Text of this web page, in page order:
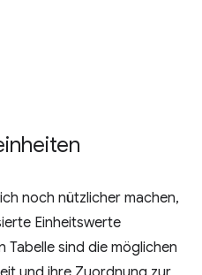
noch nützlicher machen,
Einheitswerte
sind die möglichen